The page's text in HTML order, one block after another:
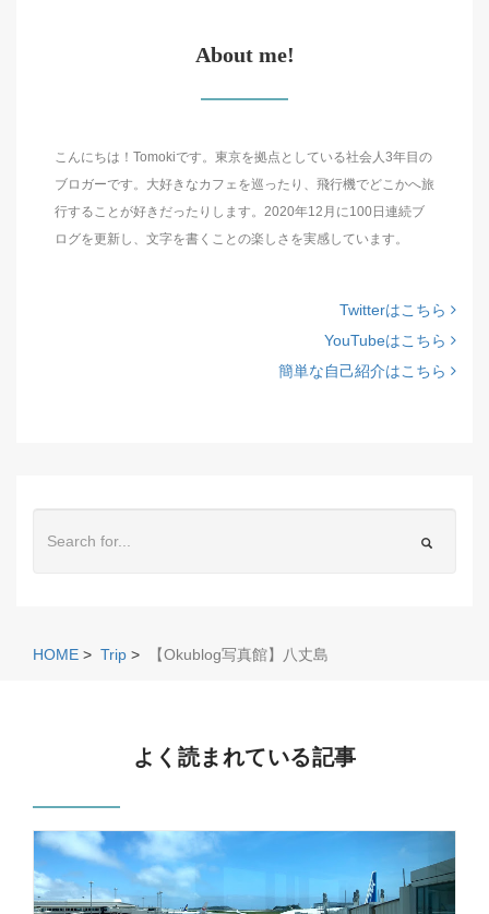
About me!
こんにちは！Tomokiです。東京を拠点としている社会人3年目の
ブロガーです。大好きなカフェを巡ったり、飛行機でどこかへ旅
行することが好きだったりします。2020年12月に100日連続ブ
ログを更新し、文字を書くことの楽しさを実感しています。
Twitterはこちら
YouTubeはこちら
簡単な自己紹介はこちら
HOME > Trip > 【Okublog写真館】八丈島
よく読まれている記事